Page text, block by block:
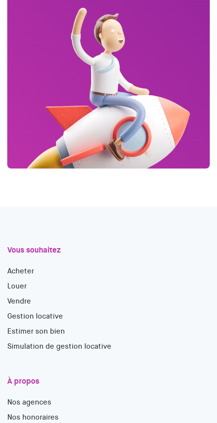
Vous souhaitez
Acheter
Louer
Vendre
Gestion locative
Estimer son bien
Simulation de gestion locative
À propos
Nos agences
Nos honoraires